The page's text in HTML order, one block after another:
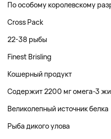
По особому королевскому
Cross Pack
22-38 рыбы
Finest Brisling
Кошерный продукт
Содержит 2200 мг омега-3
Великолепный источник белка
Рыба дикого улова